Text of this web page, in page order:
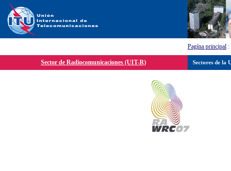
Pagína principal :
Sector de Radiocomunicaciones (UIT-R) Sectores de la